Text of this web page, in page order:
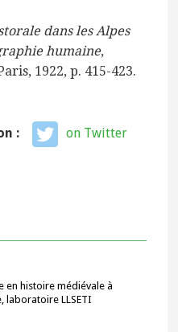
dans les Alpes
humaine,
1922, p. 415-423.
:
on Twitter
en histoire médiévale à
laboratoire LLSETI